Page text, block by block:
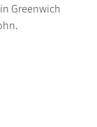
Greenwich